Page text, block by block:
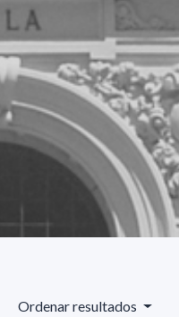
Ordenar resultados